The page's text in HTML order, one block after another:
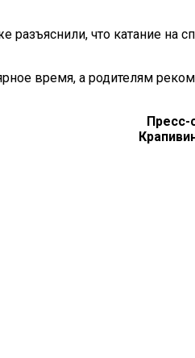
что катание на
время, а родителям